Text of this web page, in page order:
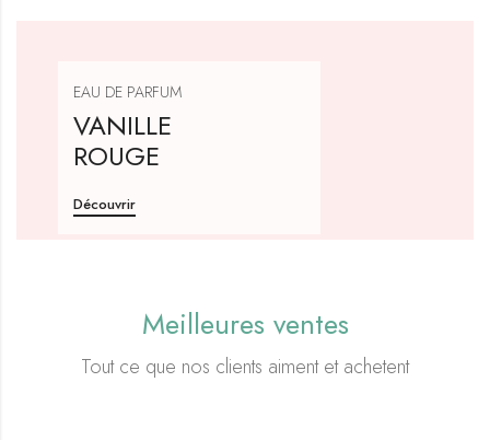
EAU DE PARFUM
VANILLE
ROUGE
Découvrir
Meilleures ventes
Tout ce que nos clients aiment et achetent